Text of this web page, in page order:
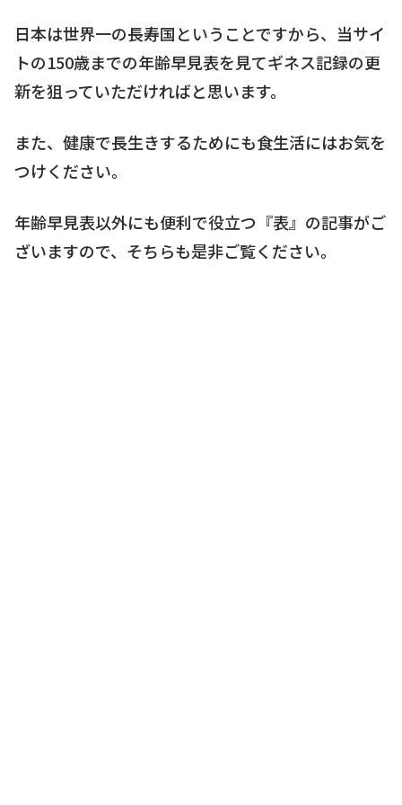
日本は世界一の長寿国ということですから、当サイ
トの150歳までの年齢早見表を見てギネス記録の更
新を狙っていただければと思います。
また、健康で長生きするためにも食生活にはお気を
つけください。
年齢早見表以外にも便利で役立つ『表』の記事がご
ざいますので、そちらも是非ご覧ください。